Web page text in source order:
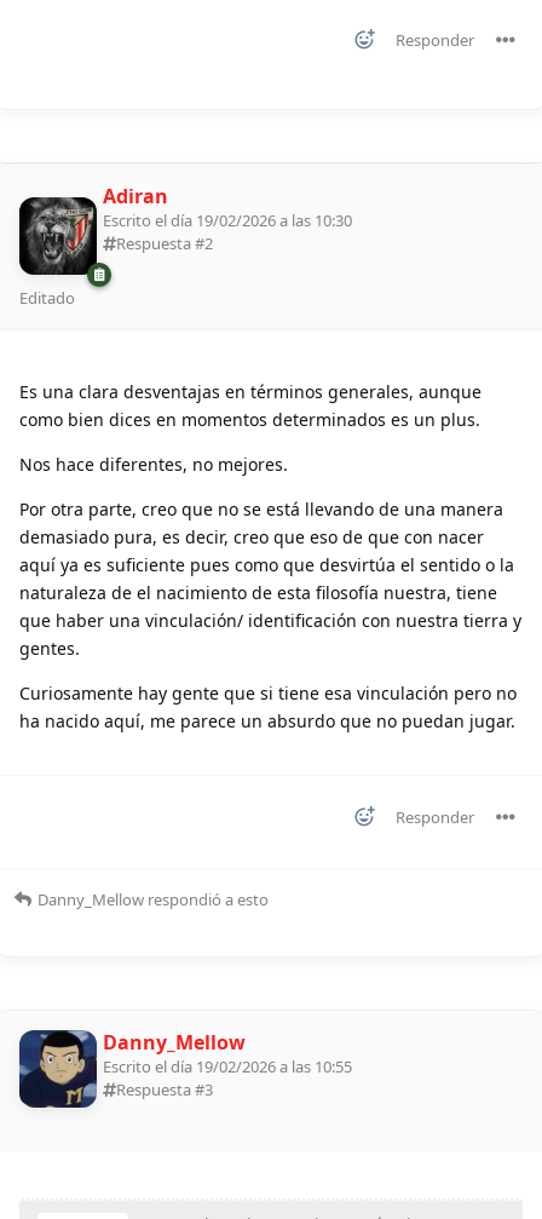
Responder
Adiran
Escrito el día 19/02/2026 a las 10:30
Respuesta #2
Editado
Es una clara desventajas en términos generales, aunque
como bien dices en momentos determinados es un plus.
Nos hace diferentes, no mejores.
Por otra parte, creo que no se está llevando de una manera
demasiado pura, es decir, creo que eso de que con nacer
aquí ya es suficiente pues como que desvirtúa el sentido o la
naturaleza de el nacimiento de esta filosofía nuestra, tiene
que haber una vinculación/ identificación con nuestra tierra y
gentes.
Curiosamente hay gente que si tiene esa vinculación pero no
ha nacido aquí, me parece un absurdo que no puedan jugar.
Responder
Danny_Mellow respondió a esto
Danny_Mellow
Escrito el día 19/02/2026 a las 10:55
Respuesta #3